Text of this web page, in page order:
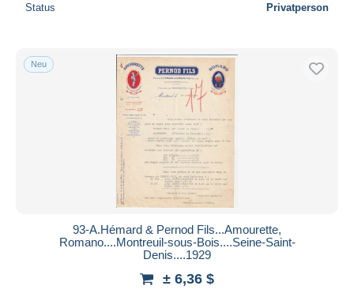
Status Privatperson
Neu
93-A.Hémard & Pernod Fils...Amourette,
Romano....Montreuil-sous-Bois....Seine-Saint-
Denis....1929
± 6,36 $